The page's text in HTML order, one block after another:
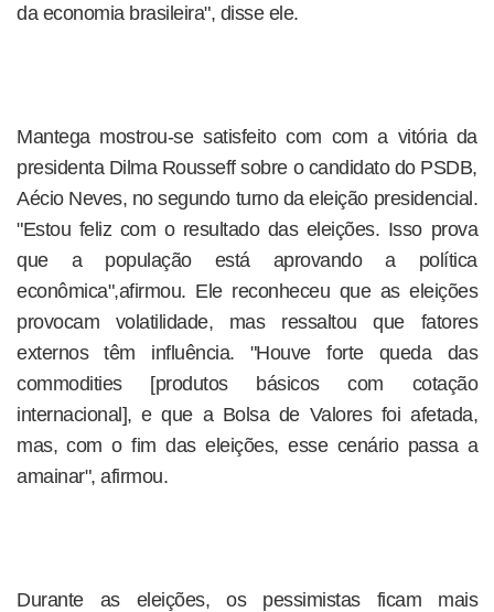
da economia brasileira", disse ele.
Mantega mostrou-se satisfeito com com a vitória da
presidenta Dilma Rousseff sobre o candidato do PSDB,
Aécio Neves, no segundo turno da eleição presidencial.
"Estou feliz com o resultado das eleições. Isso prova
que a população está aprovando a política
econômica",afirmou. Ele reconheceu que as eleições
provocam volatilidade, mas ressaltou que fatores
externos têm influência. "Houve forte queda das
commodities [produtos básicos com cotação
internacional], e que a Bolsa de Valores foi afetada,
mas, com o fim das eleições, esse cenário passa a
amainar", afirmou.
Durante as eleições, os pessimistas ficam mais